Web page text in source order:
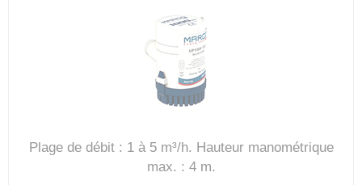
Plage de débit : 1 à 5 m³/h. Hauteur manométrique
max. : 4 m.